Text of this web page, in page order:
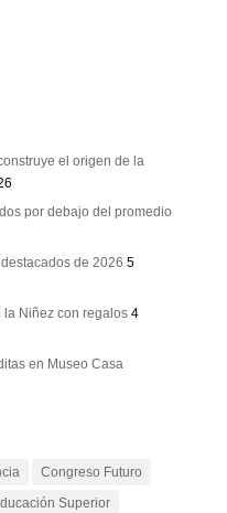
el origen de la
por debajo del promedio
de 2026 5
la Niñez con regalos 4
en Museo Casa
Congreso Futuro
Superior